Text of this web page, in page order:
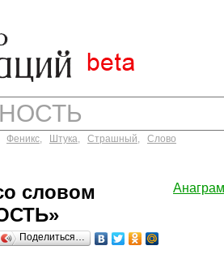
Феникс, Штука, Страшный, Слово
словом
Поделиться…